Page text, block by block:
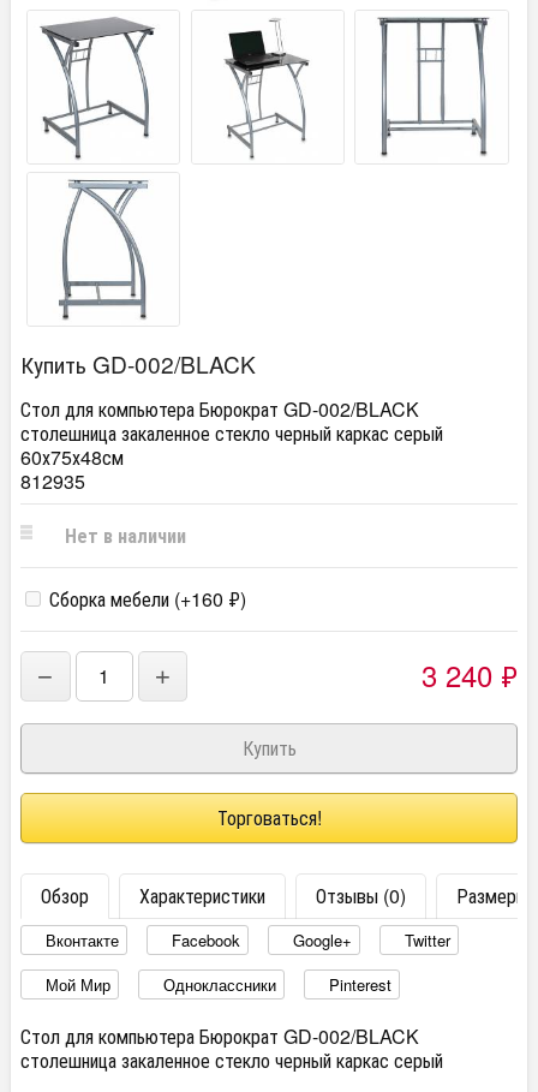
Купить GD-002/BLACK
Стол для компьютера Бюрократ GD-002/BLACK
столешница закаленное стекло черный каркас серый
60х75х48см
812935
Нет в наличии
Сборка мебели (+160 ₽)
− + 3 240 ₽
Торговаться!
Обзор Характеристики Отзывы (0) Размеры
Вконтакте Facebook Google+
Twitter
Мой Мир
Одноклассники Pinterest
Стол для компьютера Бюрократ GD-002/BLACK
столешница закаленное стекло черный каркас серый